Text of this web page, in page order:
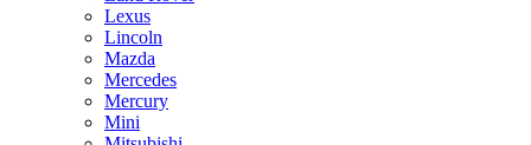
Lexus
Lincoln
Mazda
Mercedes
Mercury
Mini